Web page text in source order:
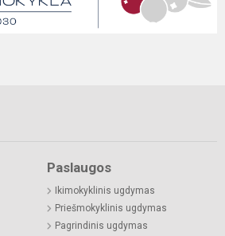
Paslaugos
Ikimokyklinis ugdymas
Priešmokyklinis ugdymas
Pagrindinis ugdymas